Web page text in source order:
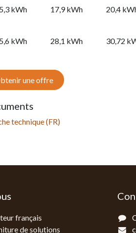
kWh 17,9 kWh 20,4
kWh 28,1 kWh 30,72
une offre
technique (FR)
français
de solutions